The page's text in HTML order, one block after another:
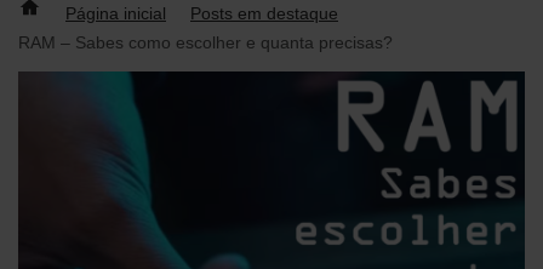
Página inicial
Posts em destaque
RAM – Sabes como escolher e quanta precisas?